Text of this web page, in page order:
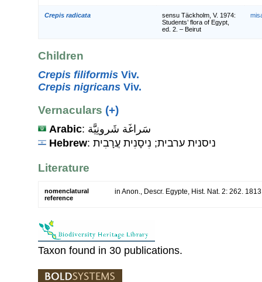
Crepis radicata
sensu Täckholm, V. 1974:
Students’ flora of Egypt,
ed. 2. – Beirut
Children
Crepis filiformis Viv.
Crepis nigricans Viv.
Vernaculars (+)
Arabic : سَراغَة شَرونِيَّة
Hebrew : ניסנית ערבית; נִיסָנִית עֲרָבִית
Literature
nomenclatural
reference
in Anon., Descr. Egypte, Hist. Nat. 2: 262. 1813
Taxon found in 30 publications.